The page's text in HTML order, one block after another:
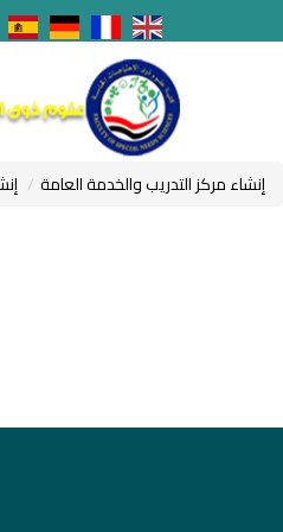
إنشاء مركز التدريب والخدمة العامة